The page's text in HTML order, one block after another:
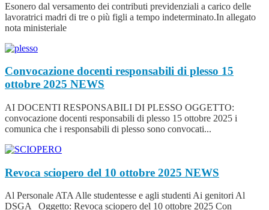
Esonero dal versamento dei contributi previdenziali a carico delle
lavoratrici madri di tre o più figli a tempo indeterminato.In allegato
nota ministeriale
Convocazione docenti responsabili di plesso 15
ottobre 2025 NEWS
AI DOCENTI RESPONSABILI DI PLESSO OGGETTO:
convocazione docenti responsabili di plesso 15 ottobre 2025 i
comunica che i responsabili di plesso sono convocati...
Revoca sciopero del 10 ottobre 2025 NEWS
Al Personale ATA Alle studentesse e agli studenti Ai genitori Al
DSGA Oggetto: Revoca sciopero del 10 ottobre 2025 Con